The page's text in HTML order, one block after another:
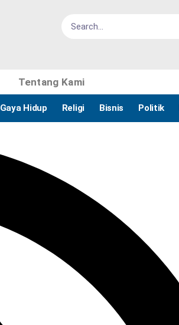
Tentang Kami
Gaya Hidup Religi Bisnis Politik